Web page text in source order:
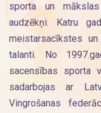
sporta un
audzēkņi. Katru
meistarsacīkstes
talanti. No
sacensības sporta
sadarbojas ar
Vingrošanas